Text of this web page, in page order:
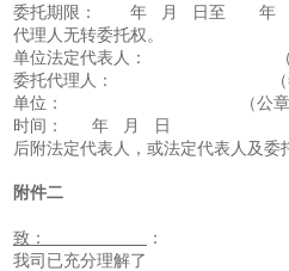
委托期限： 年 月 日至 年
代理人无转委托权。
单位法定代表人： （
委托代理人： （签
单位： （公章
时间： 年 月 日
后附法定代表人，或法定代表人及
附件二
致：
：
我司已充分理解了 招标的相